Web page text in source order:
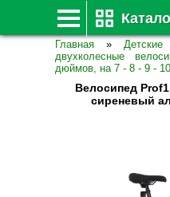
Главная »
двухколесные
дюймов, на 7 - 8 - 9 -
Велосипед
сиреневый